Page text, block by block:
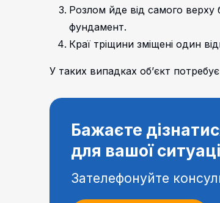
Розлом йде від самого верху
фундамент.
Краї тріщини зміщені один
У таких випадках об’єкт
Бажаєте
для вашої
Зателефонуйте